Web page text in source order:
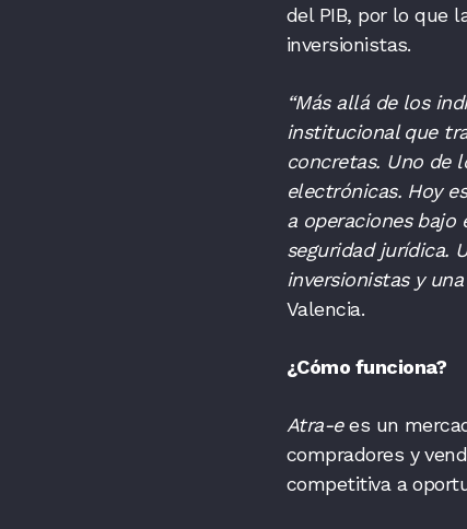
del PIB, por lo que
inversionistas.
“Más allá de los
institucional que
concretas. Uno de
electrónicas. Hoy
a operaciones bajo
seguridad jurídica.
inversionistas y
Valencia.
¿Cómo funciona?
Atra-ees un
compradores y
competitiva a